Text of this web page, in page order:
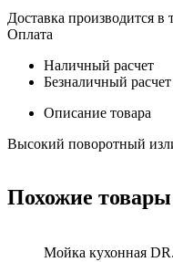
Доставка производится в
Оплата
Наличный расчет
Безналичный расчет
Описание товара
Высокий поворотный
Похожие товары
Мойка кухонная